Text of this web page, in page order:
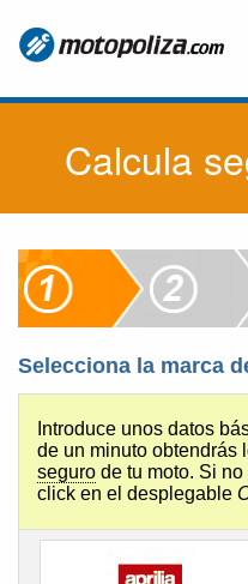
Calcula
Selecciona la marca
Introduce unos datos
de un minuto obtendrás
seguro de tu moto. Si
click en el desplegable